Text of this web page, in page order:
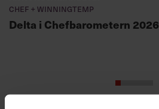
Chef + Winningtemp
Delta i Chefbarometern 2026